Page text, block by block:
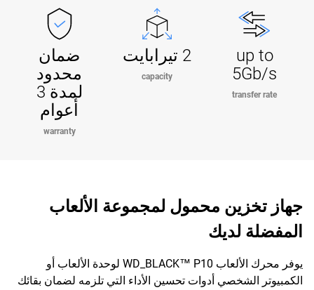
up to
5Gb/s
transfer rate
2 تيرابايت
capacity
ضمان
محدود
لمدة 3
أعوام
warranty
جهاز تخزين محمول لمجموعة الألعاب
المفضلة لديك
يوفر محرك الألعاب WD_BLACK™ P10 لوحدة الألعاب أو
الكمبيوتر الشخصي أدوات تحسين الأداء التي تلزمه لضمان بقائك